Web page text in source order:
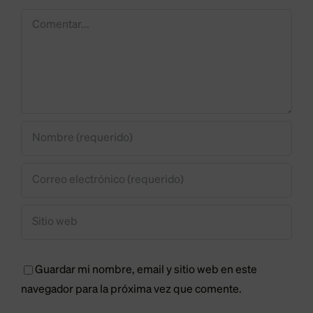
Comentar
Guardar mi nombre, email y sitio web en este
navegador para la próxima vez que comente.